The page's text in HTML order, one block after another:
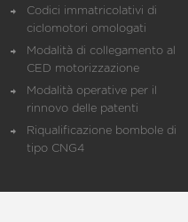
Codici immatricolativi di
ciclomotori omologati
Modalità di collegamento al
CED motorizzazione
Modalità operative per il
rinnovo delle patenti
Riqualificazione bombole di
tipo CNG4